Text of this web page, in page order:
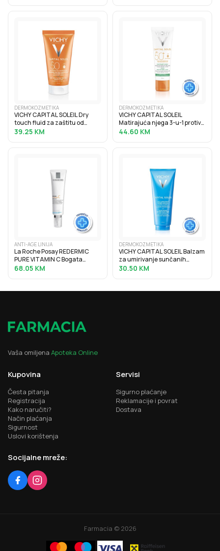
DERMOKOZMETIKA
VICHY CAPITAL SOLEIL Dry
touch fluid za zaštitu od
sunca protiv masnoga sjaja
39.25 KM
DERMOKOZMETIKA
VICHY CAPITAL SOLEIL
Matirajuća njega 3-u-1 protiv
masnog sjaja SPF50+, 50 ml
44.60 KM
ANTI-AGE LINIJA
La Roche Posay REDERMIC
PURE VITAMIN C Bogata
krema za korekciju bora i
68.05 KM
DERMOKOZMETIKA
VICHY CAPITAL SOLEIL Balzam
za umirivanje sunčanih
opeklina, 100 ml
30.50 KM
Vaša omiljena Apoteka Online
Kupovina
Česta pitanja
Registracija
Kako naručiti?
Način plaćanja
Sigurnost
Uslovi korištenja
Servisi
Sigurno plaćanje
Reklamacije i povrat
Dostava
Socijalne mreže:
Farmacia © 2026